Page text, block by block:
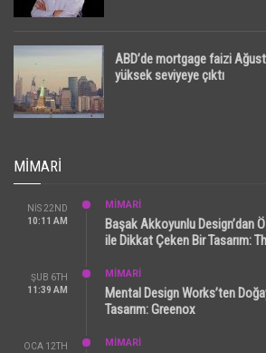
ABD’de mortgage faizi
yüksek seviyeye çıktı
MIMARI
NIS 22ND
10:11 AM
MİMARİ
Başak Akkoyunlu Design’dan
ile Dikkat Çeken Bir Tasarım:
ŞUB 6TH
11:39 AM
MİMARİ
Mental Design Works’ten
Tasarım: Greenox
OCA 12TH
MİMARİ